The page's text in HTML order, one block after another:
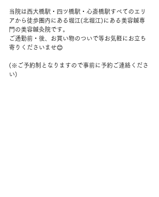
当院は西大橋駅・四ツ橋駅・心斎橋駅すべてのエリ
アから徒歩圏内にある堀江(北堀江)にある美容鍼専
門の美容鍼灸院です。
ご通勤前・後、お買い物のついで等お気軽にお立ち
寄りくださいませ😊
(※ご予約制となりますので事前に予約ご連絡くださ
い)